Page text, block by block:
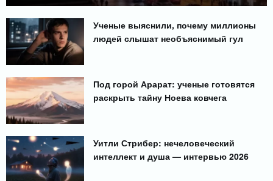
Ученые выяснили, почему миллионы
людей слышат необъяснимый гул
Под горой Арарат: ученые готовятся
раскрыть тайну Ноева ковчега
Уитли Стрибер: нечеловеческий
интеллект и душа — интервью 2026